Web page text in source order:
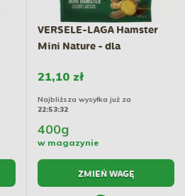
VERSELE-LAGA Hamster
Mini Nature - dla
21,10 zł
Najbliższa wysyłka już za
22:53:31
400g
w magazynie
ZMIEŃ WAGĘ